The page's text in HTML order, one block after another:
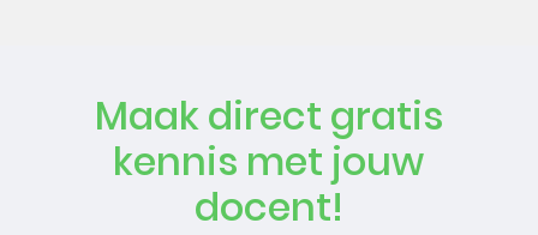
Maak direct gratis
kennis met jouw
docent!